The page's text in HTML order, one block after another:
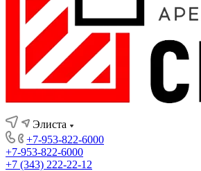
Элиста
+7-953-822-6000
+7-953-822-6000
+7 (343) 222-22-12